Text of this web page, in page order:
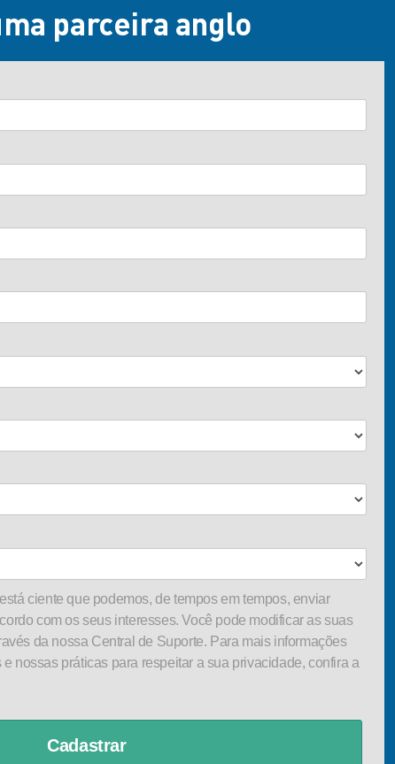
parceira anglo
ciente que podemos, de tempos em tempos, enviar
com os seus interesses. Você pode modificar as suas
da nossa Central de Suporte. Para mais informações
nossas práticas para respeitar a sua privacidade, confira a
Cadastrar